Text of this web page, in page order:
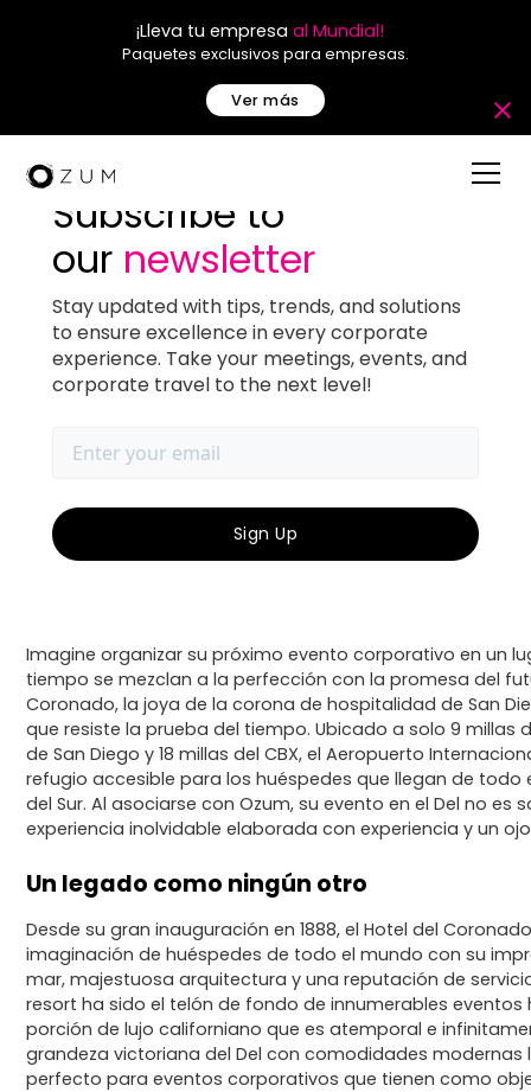
¡Lleva tu empresa al Mundial!
Paquetes exclusivos para empresas.
Ver más
Subscribe to
our newsletter
Stay updated with tips, trends, and solutions
to ensure excellence in every corporate
experience. Take your meetings, events, and
corporate travel to the next level!
Blog Post
Esplendor costero:
Eventos corporativos en
Coronado con Ozum
Imagine organizar su próximo evento corporativo en un
tiempo se mezclan a la perfección con la promesa del
Coronado, la joya de la corona de hospitalidad de San
que resiste la prueba del tiempo. Ubicado a solo 9 millas
de San Diego y 18 millas del CBX, el Aeropuerto
refugio accesible para los huéspedes que llegan de todo
del Sur. Al asociarse con Ozum, su evento en el Del no es
experiencia inolvidable elaborada con experiencia y un
Un legado como ningún otro
Desde su gran inauguración en 1888, el Hotel del
imaginación de huéspedes de todo el mundo con su
mar, majestuosa arquitectura y una reputación de
resort ha sido el telón de fondo de innumerables
porción de lujo californiano que es atemporal e
grandeza victoriana del Del con comodidades modernas
perfecto para eventos corporativos que tienen como